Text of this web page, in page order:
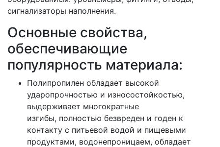
сигнализаторы наполнения.
Основные свойства,
обеспечивающие
популярность материала:
Полипропилен обладает высокой
ударопрочностью и износостойкостью,
выдерживает многократные
изгибы, полностью безвреден и годен к
контакту с питьевой водой и пищевыми
продуктами, водонепроницаем, обладает